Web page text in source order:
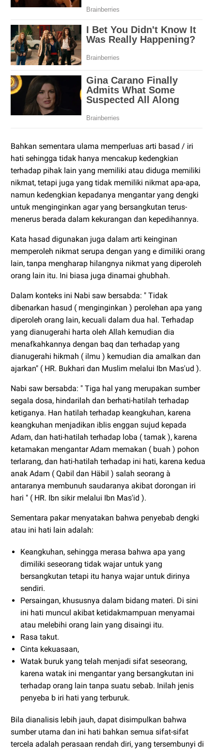
Bahkan sementara ulama memperluas arti basad / iri
hati sehingga tidak hanya mencakup kedengkian
terhadap pihak lain yang memiliki atau diduga memiliki
nikmat, tetapi juga yang tidak memiliki nikmat apa-apa,
namun kedengkian kepadanya mengantar yang dengki
untuk menginginkan agar yang bersangkutan terus-
menerus berada dalam kekurangan dan kepedihannya.
Kata hasad digunakan juga dalam arti keinginan
memperoleh nikmat serupa dengan yang e dimiliki orang
lain, tanpa mengharap hilangnya nikmat yang diperoleh
orang lain itu. Ini biasa juga dinamai ghubhah.
Dalam konteks ini Nabi saw bersabda: " Tidak
dibenarkan hasud ( menginginkan ) perolehan apa yang
diperoleh orang lain, kecuali dalam dua hal. Terhadap
yang dianugerahi harta oleh Allah kemudian dia
menafkahkannya dengan baq dan terhadap yang
dianugerahi hikmah ( ilmu ) kemudian dia amalkan dan
ajarkan" ( HR. Bukhari dan Muslim melalui Ibn Mas'ud ).
Nabi saw bersabda: " Tiga hal yang merupakan sumber
segala dosa, hindarilah dan berhati-hatilah terhadap
ketiganya. Han hatilah terhadap keangkuhan, karena
keangkuhan menjadikan iblis enggan sujud kepada
Adam, dan hati-hatilah terhadap loba ( tamak ), karena
ketamakan mengantar Adam memakan ( buah ) pohon
terlarang, dan hati-hatilah terhadap ini hati, karena kedua
anak Adam ( Qabil dan Häbil ) salah seorang à
antaranya membunuh saudaranya akibat dorongan iri
hari " ( HR. Ibn sikir melalui Ibn Mas'id ).
Sementara pakar menyatakan bahwa penyebab dengki
atau ini hati lain adalah:
Keangkuhan, sehingga merasa bahwa apa yang
dimiliki seseorang tidak wajar untuk yang
bersangkutan tetapi itu hanya wajar untuk dirinya
sendiri.
Persaingan, khususnya dalam bidang materi. Di sini
ini hati muncul akibat ketidakmampuan menyamai
atau melebihi orang lain yang disaingi itu.
Rasa takut.
Cinta kekuasaan,
Watak buruk yang telah menjadi sifat seseorang,
karena watak ini mengantar yang bersangkutan ini
terhadap orang lain tanpa suatu sebab. Inilah jenis
penyeba b iri hati yang terburuk.
Bila dianalisis lebih jauh, dapat disimpulkan bahwa
sumber utama dan ini hati bahkan semua sifat-sifat
tercela adalah perasaan rendah diri, yang tersembunyi di